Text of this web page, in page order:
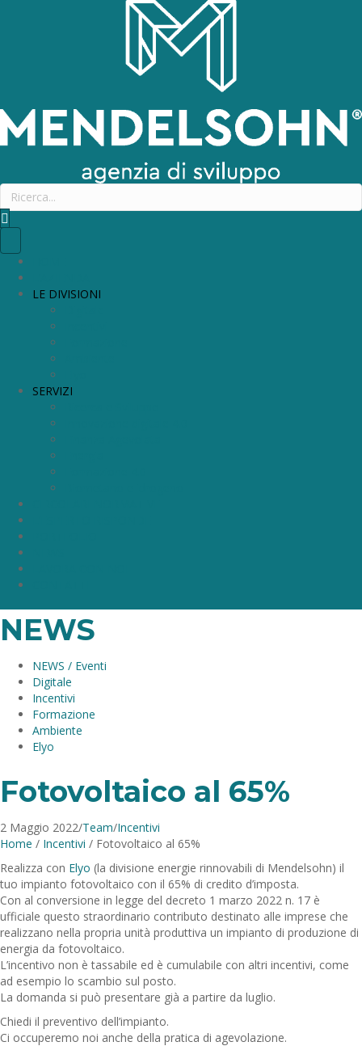
LE DIVISIONI
SERVIZI
NEWS
NEWS / Eventi
Digitale
Incentivi
Formazione
Ambiente
Elyo
Fotovoltaico al 65%
2 Maggio 2022/Team/Incentivi
Home / Incentivi / Fotovoltaico al 65%
Realizza con Elyo (la divisione energie rinnovabili di Mendelsohn) il
tuo impianto fotovoltaico con il 65% di credito d’imposta.
Con al conversione in legge del decreto 1 marzo 2022 n. 17 è
ufficiale questo straordinario contributo destinato alle imprese che
realizzano nella propria unità produttiva un impianto di produzione di
energia da fotovoltaico.
L’incentivo non è tassabile ed è cumulabile con altri incentivi, come
ad esempio lo scambio sul posto.
La domanda si può presentare già a partire da luglio.
Chiedi il preventivo dell’impianto.
Ci occuperemo noi anche della pratica di agevolazione.